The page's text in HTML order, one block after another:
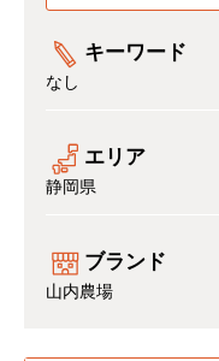
キーワード
なし
エリア
静岡県
ブランド
山内農場